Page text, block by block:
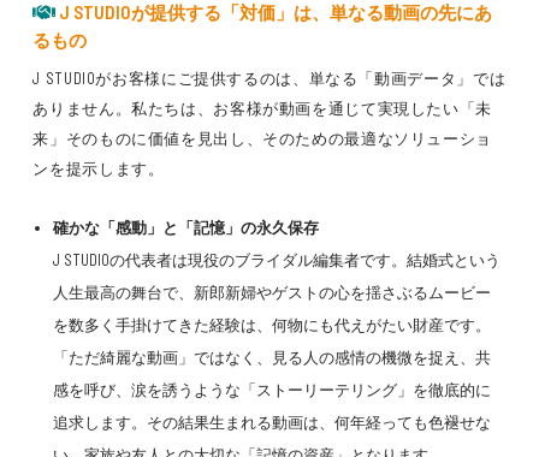
J STUDIOが提供する「対価」は、単なる動画の先にあ
るもの
J STUDIOがお客様にご提供するのは、単なる「動画データ」では
ありません。私たちは、お客様が動画を通じて実現したい「未
来」そのものに価値を見出し、そのための最適なソリューショ
ンを提示します。
確かな「感動」と「記憶」の永久保存
J STUDIOの代表者は現役のブライダル編集者です。結婚式という
人生最高の舞台で、新郎新婦やゲストの心を揺さぶるムービー
を数多く手掛けてきた経験は、何物にも代えがたい財産です。
「ただ綺麗な動画」ではなく、見る人の感情の機微を捉え、共
感を呼び、涙を誘うような「ストーリーテリング」を徹底的に
追求します。その結果生まれる動画は、何年経っても色褪せな